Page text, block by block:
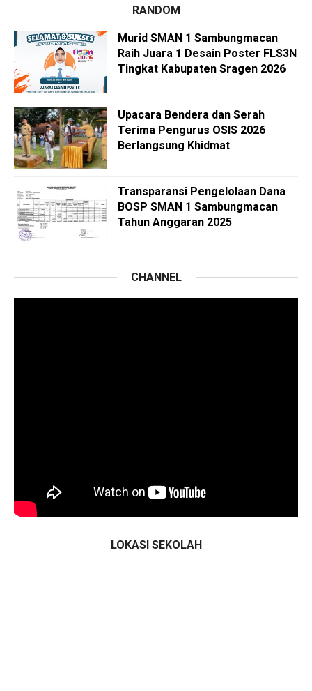
RANDOM
Murid SMAN 1 Sambungmacan
Raih Juara 1 Desain Poster FLS3N
Tingkat Kabupaten Sragen 2026
Upacara Bendera dan Serah
Terima Pengurus OSIS 2026
Berlangsung Khidmat
Transparansi Pengelolaan Dana
BOSP SMAN 1 Sambungmacan
Tahun Anggaran 2025
CHANNEL
LOKASI SEKOLAH